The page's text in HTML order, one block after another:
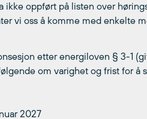
ikke oppført på listen over
vi oss å komme med enkelte
etter energiloven § 3-1
om varighet og frist for å
2027